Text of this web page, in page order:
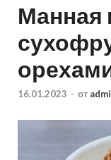
Манная
16.01.2023 - от